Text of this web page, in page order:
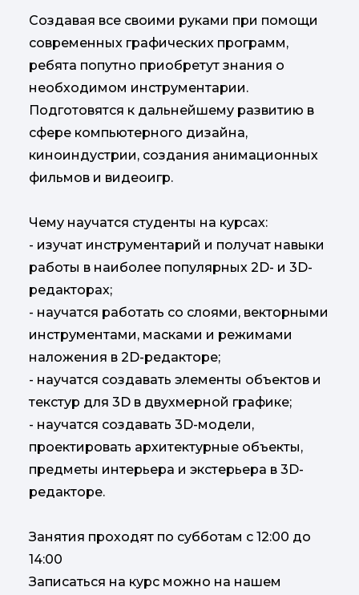
Создавая все своими руками при помощи
современных графических программ,
ребята попутно приобретут знания о
необходимом инструментарии.
Подготовятся к дальнейшему развитию в
сфере компьютерного дизайна,
киноиндустрии, создания анимационных
фильмов и видеоигр.
Чему научатся студенты на курсах:
- изучат инструментарий и получат навыки
работы в наиболее популярных 2D- и 3D-
редакторах;
- научатся работать со слоями, векторными
инструментами, масками и режимами
наложения в 2D-редакторе;
- научатся создавать элементы объектов и
текстур для 3D в двухмерной графике;
- научатся создавать 3D-модели,
проектировать архитектурные объекты,
предметы интерьера и экстерьера в 3D-
редакторе.
Занятия проходят по субботам с 12:00 до
14:00
Записаться на курс можно на нашем